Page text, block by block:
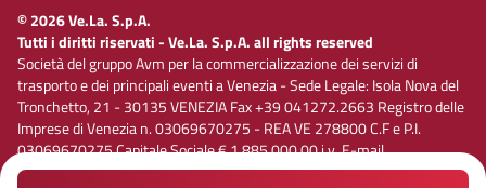
© 2026 Ve.La. S.p.A.
Tutti i diritti riservati - Ve.La. S.p.A. all rights reserved
Società del gruppo Avm per la commercializzazione dei servizi di
trasporto e dei principali eventi a Venezia - Sede Legale: Isola Nova del
Tronchetto, 21 - 30135 VENEZIA Fax +39 041272.2663 Registro delle
Imprese di Venezia n. 03069670275 - REA VE 278800 C.F e P.I.
03069670275 Capitale Sociale € 1.885.000,00 i.v. E-mail
vela@velaspa.com. PEC velaspa@legalmail.it Società soggetta